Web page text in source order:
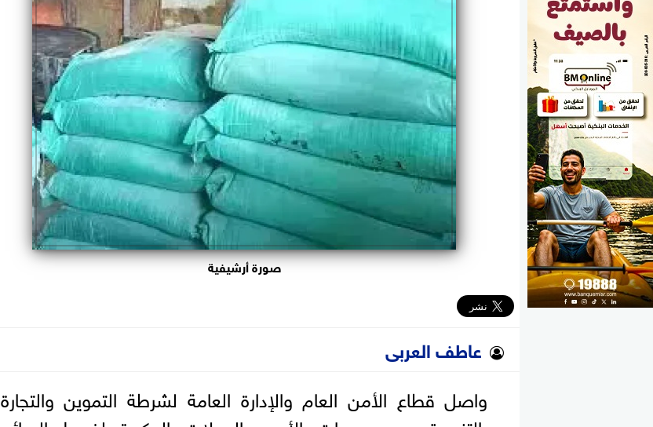
صورة أرشيفية
عاطف العربى
واصل قطاع الأمن العام والإدارة العامة لشرطة التموين والتجارة